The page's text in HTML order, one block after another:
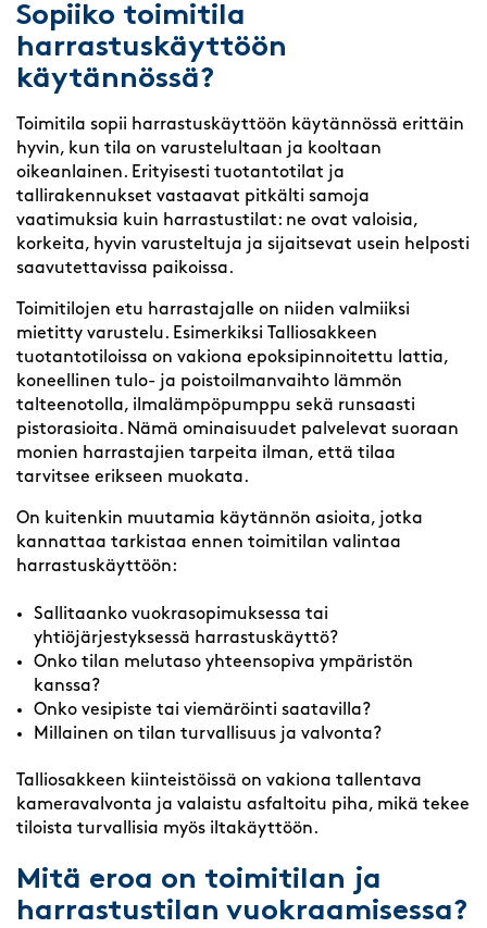
Sopiiko toimitila
harrastuskäyttöön
käytännössä?
Toimitila sopii harrastuskäyttöön käytännössä erittäin
hyvin, kun tila on varustelultaan ja kooltaan
oikeanlainen. Erityisesti tuotantotilat ja
tallirakennukset vastaavat pitkälti samoja
vaatimuksia kuin harrastustilat: ne ovat valoisia,
korkeita, hyvin varusteltuja ja sijaitsevat usein helposti
saavutettavissa paikoissa.
Toimitilojen etu harrastajalle on niiden valmiiksi
mietitty varustelu. Esimerkiksi Talliosakkeen
tuotantotiloissa on vakiona epoksipinnoitettu lattia,
koneellinen tulo- ja poistoilmanvaihto lämmön
talteenotolla, ilmalämpöpumppu sekä runsaasti
pistorasioita. Nämä ominaisuudet palvelevat suoraan
monien harrastajien tarpeita ilman, että tilaa
tarvitsee erikseen muokata.
On kuitenkin muutamia käytännön asioita, jotka
kannattaa tarkistaa ennen toimitilan valintaa
harrastuskäyttöön:
Sallitaanko vuokrasopimuksessa tai
yhtiöjärjestyksessä harrastuskäyttö?
Onko tilan melutaso yhteensopiva ympäristön
kanssa?
Onko vesipiste tai viemäröinti saatavilla?
Millainen on tilan turvallisuus ja valvonta?
Talliosakkeen kiinteistöissä on vakiona tallentava
kameravalvonta ja valaistu asfaltoitu piha, mikä tekee
tiloista turvallisia myös iltakäyttöön.
Mitä eroa on toimitilan ja
harrastustilan vuokraamisessa?